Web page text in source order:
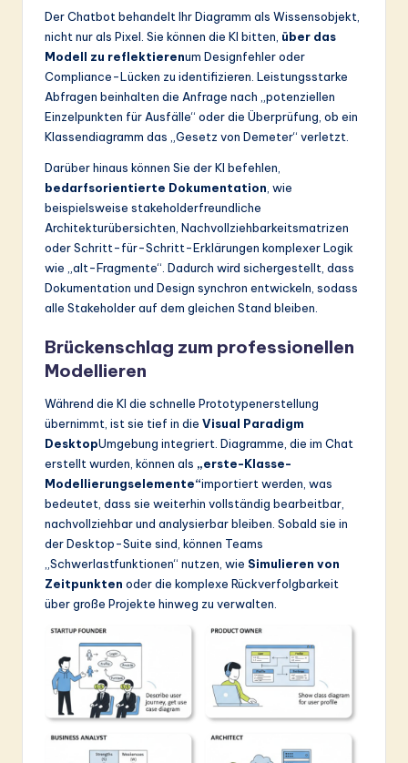
Der Chatbot behandelt Ihr Diagramm als Wissensobjekt,
nicht nur als Pixel. Sie können die KI bitten, über das
Modell zu reflektierenum Designfehler oder
Compliance-Lücken zu identifizieren. Leistungsstarke
Abfragen beinhalten die Anfrage nach „potenziellen
Einzelpunkten für Ausfälle“ oder die Überprüfung, ob ein
Klassendiagramm das „Gesetz von Demeter“ verletzt.
Darüber hinaus können Sie der KI befehlen,
bedarfsorientierte Dokumentation , wie
beispielsweise stakeholderfreundliche
Architekturübersichten, Nachvollziehbarkeitsmatrizen
oder Schritt-für-Schritt-Erklärungen komplexer Logik
wie „alt-Fragmente“. Dadurch wird sichergestellt, dass
Dokumentation und Design synchron entwickeln, sodass
alle Stakeholder auf dem gleichen Stand bleiben.
Brückenschlag zum professionellen
Modellieren
Während die KI die schnelle Prototypenerstellung
übernimmt, ist sie tief in die Visual Paradigm
DesktopUmgebung integriert. Diagramme, die im Chat
erstellt wurden, können als „erste-Klasse-
Modellierungselemente“importiert werden, was
bedeutet, dass sie weiterhin vollständig bearbeitbar,
nachvollziehbar und analysierbar bleiben. Sobald sie in
der Desktop-Suite sind, können Teams
„Schwerlastfunktionen“ nutzen, wie Simulieren von
Zeitpunkten oder die komplexe Rückverfolgbarkeit
über große Projekte hinweg zu verwalten.